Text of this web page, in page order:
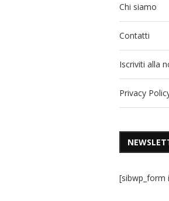
Chi siamo
Contatti
Iscriviti alla
Privacy
[sibwp_form